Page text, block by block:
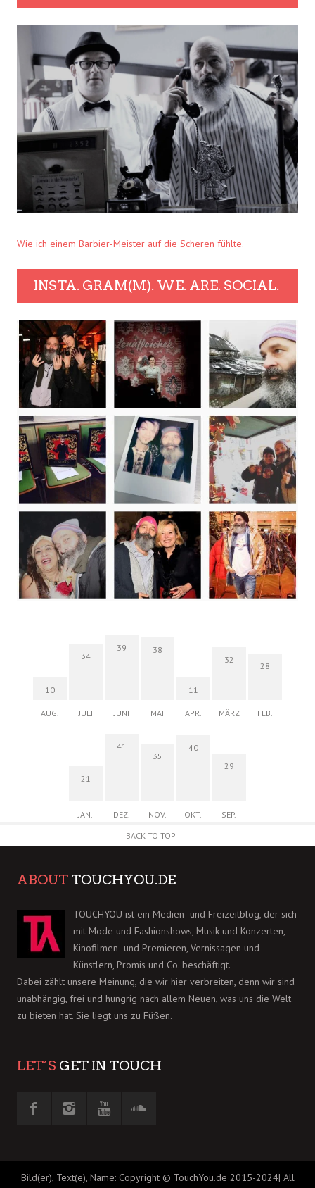
Wie ich einem Barbier-Meister auf die Scheren fühlte.
INSTA. GRAM(M). WE. ARE. SOCIAL.
10
AUG.
34
JULI
39
JUNI
38
MAI
11
APR.
32
MÄRZ
28
FEB.
21
JAN.
41
DEZ.
35
NOV.
40
OKT.
29
SEP.
BACK TO TOP
ABOUT TOUCHYOU.DE
TOUCHYOU ist ein Medien- und Freizeitblog, der sich
mit Mode und Fashionshows, Musik und Konzerten,
Kinofilmen- und Premieren, Vernissagen und
Künstlern, Promis und Co. beschäftigt.
Dabei zählt unsere Meinung, die wir hier verbreiten, denn wir sind
unabhängig, frei und hungrig nach allem Neuen, was uns die Welt
zu bieten hat. Sie liegt uns zu Füßen.
LET´S GET IN TOUCH
Bild(er), Text(e), Name: Copyright © TouchYou.de 2015-2024| All